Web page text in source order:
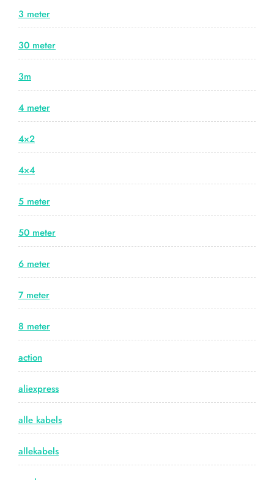
3 meter
30 meter
3m
4 meter
4×2
4×4
5 meter
50 meter
6 meter
7 meter
8 meter
action
aliexpress
alle kabels
allekabels